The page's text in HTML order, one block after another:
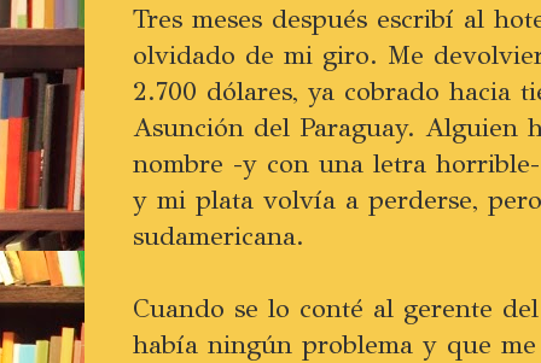
Tres meses después escribí al
olvidado de mi giro. Me
2.700 dólares, ya cobrado hacia
Asunción del Paraguay. Alguien
nombre -y con una letra
y mi plata volvía a perderse,
sudamericana.
Cuando se lo conté al gerente
había ningún problema y que